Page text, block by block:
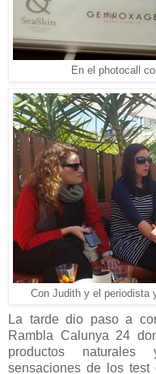
En el photocall
Con Judith y el periodista
La tarde dio paso a
Rambla Calunya 24
productos
sensaciones de los